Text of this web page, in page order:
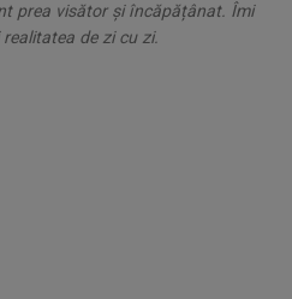
prea visător și încăpățânat. Îmi
de zi cu zi.